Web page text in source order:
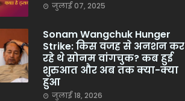
जुलाई 07, 2025
Sonam Wangchuk Hunger
Strike: किस वजह से अनशन कर
रहे थे सोनम वांगचुक? कब हुई
शुरुआत और अब तक क्या-क्या
हुआ
जुलाई 18, 2026